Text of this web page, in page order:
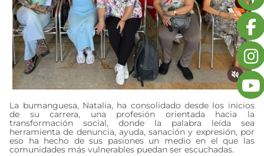
La bumanguesa, Natalia, ha consolidado desde los inicios
de su carrera, una profesión orientada hacia la
transformación social, donde la palabra leída sea
herramienta de denuncia, ayuda, sanación y expresión, por
eso ha hecho de sus pasiones un medio en el que las
comunidades más vulnerables puedan ser escuchadas.